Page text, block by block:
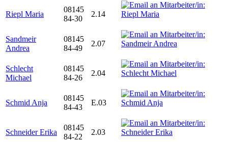
Riepl Maria
08145
84-30
2.14
Sandmeir
Andrea
08145
84-49
2.07
Schlecht
Michael
08145
84-26
2.04
Schmid Anja
08145
84-43
E.03
Schneider Erika
08145
84-22
2.03